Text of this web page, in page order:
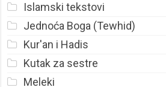
Islamski tekstovi
Jednoća Boga (Tewhid)
Kur'an i Hadis
Kutak za sestre
Meleki